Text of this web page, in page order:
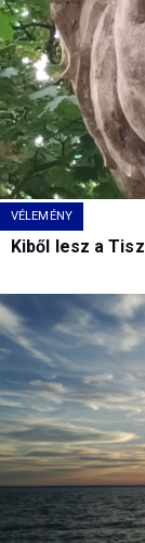
VÉLEMÉNY
Kiből lesz a